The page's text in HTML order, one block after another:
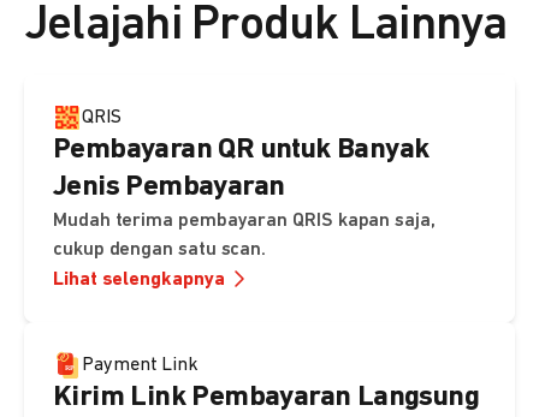
Jelajahi Produk Lainnya
QRIS
Pembayaran QR untuk Banyak
Jenis Pembayaran
Mudah terima pembayaran QRIS kapan saja,
cukup dengan satu scan.
Lihat selengkapnya
Payment Link
Kirim Link Pembayaran Langsung